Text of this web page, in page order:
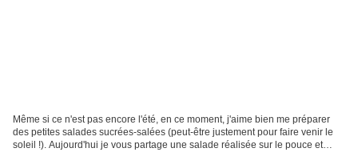
Même si ce n'est pas encore l'été, en ce moment, j'aime bien me préparer
des petites salades sucrées-salées (peut-être justement pour faire venir le
soleil !). Aujourd'hui je vous partage une salade réalisée sur le pouce et